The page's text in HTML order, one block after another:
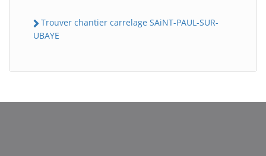
Trouver chantier carrelage SAiNT-PAUL-SUR-
UBAYE
BatiWebPro